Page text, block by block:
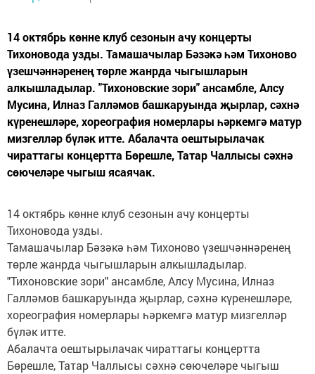
14 октябрь көнне клуб сезонын ачу концерты
Тихоновода узды. Тамашачылар Бәзәкә һәм Тихоново
үзешчәннәренең төрле жанрда чыгышларын
алкышладылар. "Тихоновские зори" ансамбле, Алсу
Мусина, Илназ Галләмов башкаруында җырлар, сәхнә
күренешләре, хореография номерлары һәркемгә матур
мизгелләр бүләк итте. Абалачта оештырылачак
чираттагы концертта Бөрешле, Татар Чаллысы сәхнә
сөючеләре чыгыш ясаячак.
14 октябрь көнне клуб сезонын ачу концерты
Тихоновода узды.
Тамашачылар Бәзәкә һәм Тихоново үзешчәннәренең
төрле жанрда чыгышларын алкышладылар.
"Тихоновские зори" ансамбле, Алсу Мусина, Илназ
Галләмов башкаруында җырлар, сәхнә күренешләре,
хореография номерлары һәркемгә матур мизгелләр
бүләк итте.
Абалачта оештырылачак чираттагы концертта
Бөрешле, Татар Чаллысы сәхнә сөючеләре чыгыш